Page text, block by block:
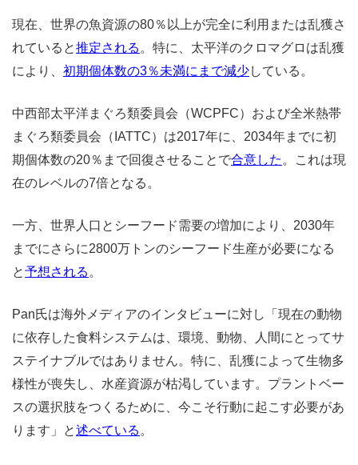
現在、世界の魚資源の80％以上が完全に利用または乱獲さ
れていると推定される 。特に、太平洋のクロマグロは乱獲
により、 初期個体数の3％未満にまで減少している。
中西部太平洋まぐろ類委員会（WCPFC）および全米熱帯
まぐろ類委員会（IATTC）は2017年に、2034年までに初
期個体数の20％まで回復させることで合意した 。これは現
在のレベルの7倍となる。
一方、世界人口とシーフード需要の増加により、2030年
までにさらに2800万トンのシーフード生産が必要になる
と予想される 。
Pan氏は海外メディアのインタビューに対し「現在の動物
に依存した食料システムは、環境、動物、人間にとってサ
ステイナブルではありません。特に、乱獲によって生物多
様性が喪失し、水産資源が枯渇しています。プラントベー
スの選択肢をつくるために、今こそ行動に起こす必要があ
ります」と述べている 。